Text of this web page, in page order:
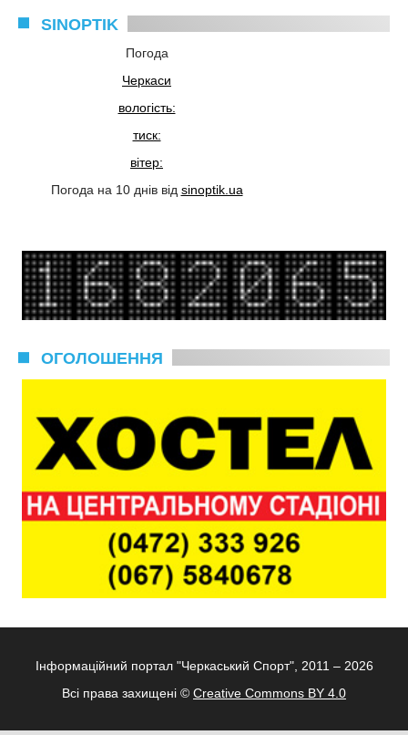
SINOPTIK
Погода
Черкаси
вологість:
тиск:
вітер:
Погода на 10 днів від sinoptik.ua
ОГОЛОШЕННЯ
Інформаційний портал "Черкаський Спорт", 2011 – 2026
Всі права захищені © Creative Commons BY 4.0